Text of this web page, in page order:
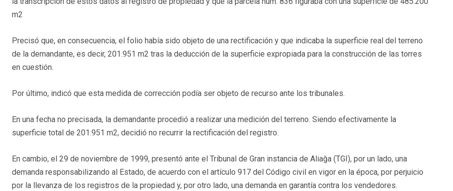
m2
Precisó que, en consecuencia, el folio había sido objeto de una rectificación y que indicaba la superficie real del terreno
de la demandante, es decir, 201.951 m2 tras la deducción de la superficie expropiada para la construcción de las torres
en cuestión.
Por último, indicó que esta medida de corrección podía ser objeto de recurso ante los tribunales.
En una fecha no precisada, la demandante procedió a realizar una medición del terreno. Siendo efectivamente la
superficie total de 201.951 m2, decidió no recurrir la rectificación del registro.
En cambio, el 29 de noviembre de 1999, presentó ante el Tribunal de Gran instancia de Aliağa (TGI), por un lado, una
demanda responsabilizando al Estado, de acuerdo con el artículo 917 del Código civil en vigor en la época, por perjuicio
por la llevanza de los registros de la propiedad y, por otro lado, una demanda en garantía contra los vendedores.